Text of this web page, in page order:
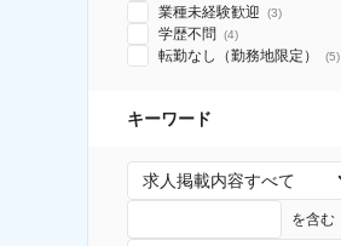
業種未経験歓迎 (3)
学歴不問 (4)
転勤なし（勤務地限定） (5)
キーワード
求人掲載内容すべて
を含む